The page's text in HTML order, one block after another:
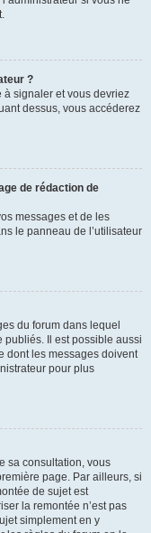
?
à signaler et vous devriez
dessus, vous accéderez
de rédaction de
messages et de les
le panneau de l’utilisateur
du forum dans lequel
publiés. Il est possible aussi
dont les messages doivent
pour plus
sa consultation, vous
page. Par ailleurs, si
de sujet est
la remontée n’est pas
simplement en y